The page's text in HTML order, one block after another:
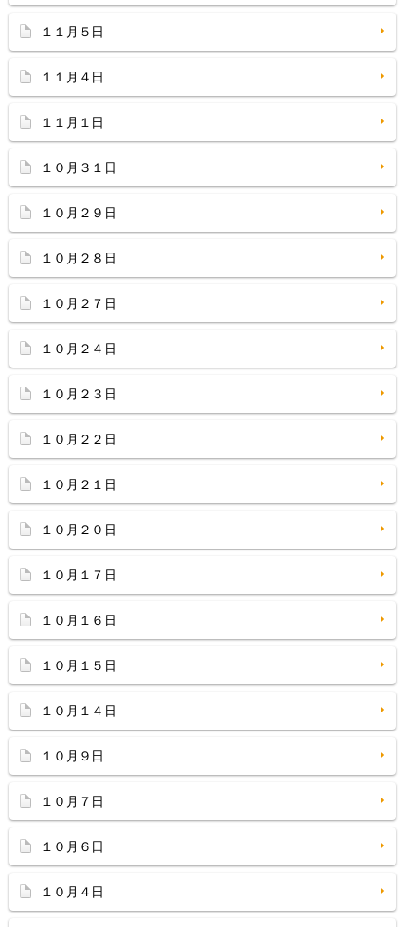
１１月５日
１１月４日
１１月１日
１０月３１日
１０月２９日
１０月２８日
１０月２７日
１０月２４日
１０月２３日
１０月２２日
１０月２１日
１０月２０日
１０月１７日
１０月１６日
１０月１５日
１０月１４日
１０月９日
１０月７日
１０月６日
１０月４日